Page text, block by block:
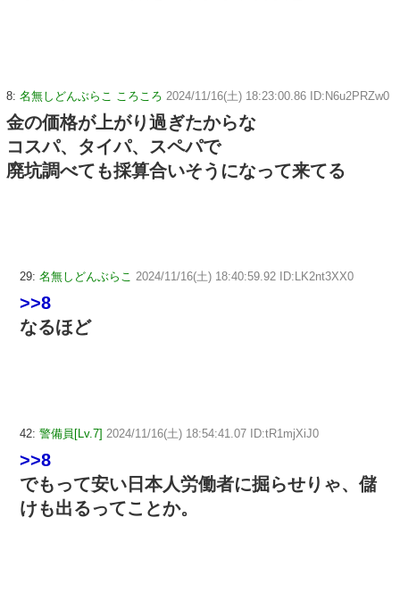
8: 名無しどんぶらこ ころころ 2024/11/16(土) 18:23:00.86 ID:N6u2PRZw0
金の価格が上がり過ぎたからな
コスパ、タイパ、スペパで
廃坑調べても採算合いそうになって来てる
29: 名無しどんぶらこ 2024/11/16(土) 18:40:59.92 ID:LK2nt3XX0
>>8
なるほど
42: 警備員[Lv.7] 2024/11/16(土) 18:54:41.07 ID:tR1mjXiJ0
>>8
でもって安い日本人労働者に掘らせりゃ、儲
けも出るってことか。